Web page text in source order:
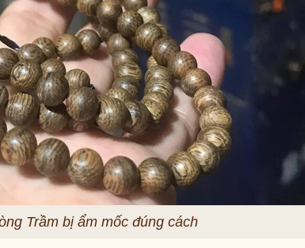
Trầm bị ẩm mốc đúng cách